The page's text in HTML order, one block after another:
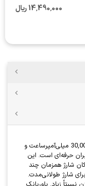
14٬490٬000 ریال
پاوربانک ENERGIZER UE30057PQ با ظرفیت 30,000 میلی‌آمپر‌ساعت و
حرفه‌ای است. این
شارژ همزمان چند
شارژ طولانی‌مدت.